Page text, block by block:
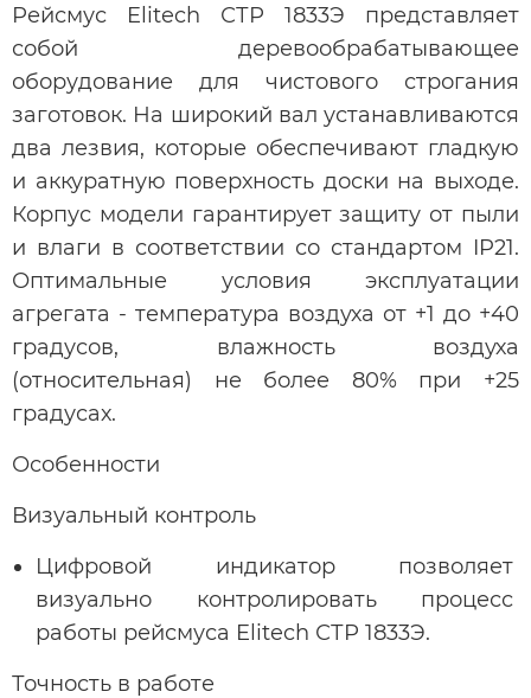
Рейсмус Elitech СТР 1833Э представляет
собой деревообрабатывающее
оборудование для чистового строгания
заготовок. На широкий вал устанавливаются
два лезвия, которые обеспечивают гладкую
и аккуратную поверхность доски на выходе.
Корпус модели гарантирует защиту от пыли
и влаги в соответствии со стандартом IP21.
Оптимальные условия эксплуатации
агрегата - температура воздуха от +1 до +40
градусов, влажность воздуха
(относительная) не более 80% при +25
градусах.
Особенности
Визуальный контроль
Цифровой индикатор позволяет
визуально контролировать процесс
работы рейсмуса Elitech СТР 1833Э.
Точность в работе